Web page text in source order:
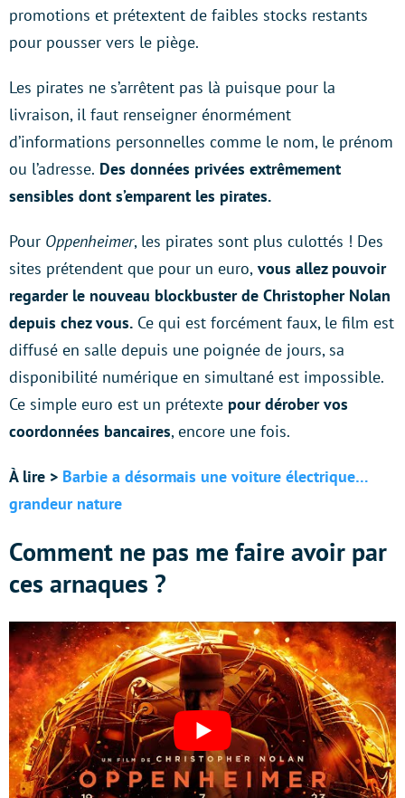
promotions et prétextent de faibles stocks restants
pour pousser vers le piège.
Les pirates ne s’arrêtent pas là puisque pour la
livraison, il faut renseigner énormément
d’informations personnelles comme le nom, le prénom
ou l’adresse. Des données privées extrêmement
sensibles dont s’emparent les pirates.
Pour Oppenheimer, les pirates sont plus culottés ! Des
sites prétendent que pour un euro, vous allez pouvoir
regarder le nouveau blockbuster de Christopher Nolan
depuis chez vous. Ce qui est forcément faux, le film est
diffusé en salle depuis une poignée de jours, sa
disponibilité numérique en simultané est impossible.
Ce simple euro est un prétexte pour dérober vos
coordonnées bancaires, encore une fois.
À lire > Barbie a désormais une voiture électrique…
grandeur nature
Comment ne pas me faire avoir par
ces arnaques ?